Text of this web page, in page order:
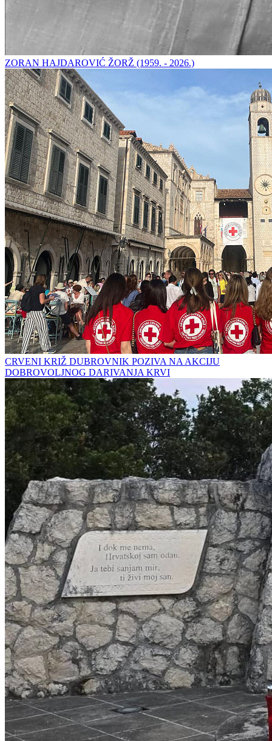
ZORAN HAJDAROVIĆ ŽORŽ (1959. - 2026.)
CRVENI KRIŽ DUBROVNIK POZIVA NA AKCIJU
DOBROVOLJNOG DARIVANJA KRVI